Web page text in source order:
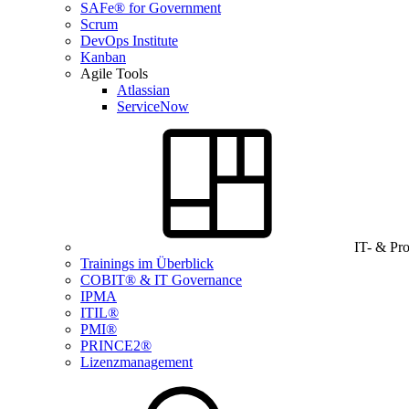
SAFe® for Government
Scrum
DevOps Institute
Kanban
Agile Tools
Atlassian
ServiceNow
IT- &
Trainings im Überblick
COBIT® & IT Governance
IPMA
ITIL®
PMI®
PRINCE2®
Lizenzmanagement